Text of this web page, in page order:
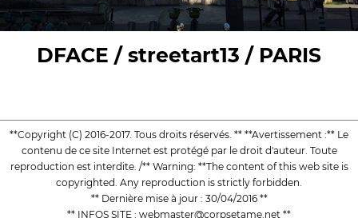
DFACE / streetart13 / PARIS
**Copyright (C) 2016-2017. Tous droits réservés. ** **Avertissement :** Le
contenu de ce site Internet est protégé par le droit d'auteur. Toute
reproduction est interdite. /** Warning: **The content of this web site is
copyrighted. Any reproduction is strictly forbidden.
** Dernière mise à jour : 30/04/2016 **
** INFOS SITE : webmaster@corpsetame.net **